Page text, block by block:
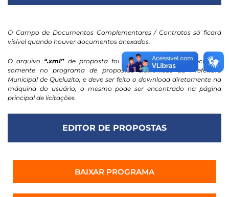
O Campo de Documentos Complementares / Contratos só ficará
visível quando houver documentos anexados.
O arquivo “.xml”de proposta foi projetado para ser executado
somente no programa de propostas eletrônicas da Prefeitura
Municipal de Queluzito, e deve ser feito o download diretamente na
máquina do usuário, o mesmo pode ser encontrado na página
principal de licitações.
EDITOR DE PROPOSTAS
BAIXAR PROGRAMA